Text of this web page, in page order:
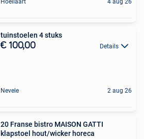
Hoeilaart 4 aug 26
tuinstoelen 4 stuks
€ 100,00 Details
Nevele 2 aug 26
20 Franse bistro MAISON GATTI
klapstoel hout/wicker horeca